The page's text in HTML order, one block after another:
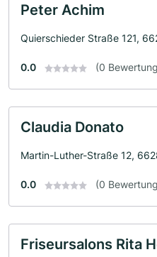
Peter Achim
Quierschieder Straße 121,
0.0 (0
Claudia Donato
Martin-Luther-Straße 12,
0.0 (0
Friseursalons Rita